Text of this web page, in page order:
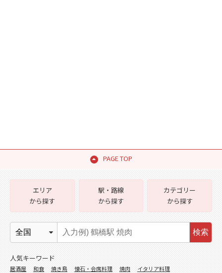
PAGE TOP
エリア
から探す
駅・路線
から探す
カテゴリー
から探す
検索
人気キーワード
居酒屋 和食 焼き鳥 懐石・会席料理 焼肉
イタリア料理